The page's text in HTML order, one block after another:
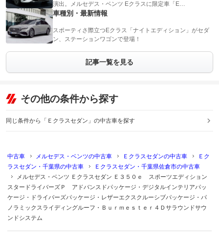
演出。メルセデス・ベンツ Eクラスに限定車「E…
車種別・最新情報
スポーティさ際立つEクラス「ナイトエディション」がセダ
ン、ステーションワゴンで登場！
記事一覧を見る
その他の条件から探す
同じ条件から「Ｅクラスセダン」の中古車を探す
中古車 メルセデス・ベンツの中古車 Ｅクラスセダンの中古車
Ｅク
ラスセダン・千葉県の中古車
Ｅクラスセダン・千葉県佐倉市の中古車
メルセデス・ベンツ Ｅクラスセダン Ｅ３５０ｅ スポーツエディション
スタードライバーズＰ アドバンスドパッケージ・デジタルインテリアパッ
ケージ・ドライバーズパッケージ・レザーエクスクルーシブパッケージ・パ
ノラミックスライディングルーフ・Ｂｕｒｍｅｓｔｅｒ４Ｄサラウンドサウ
ンドシステム